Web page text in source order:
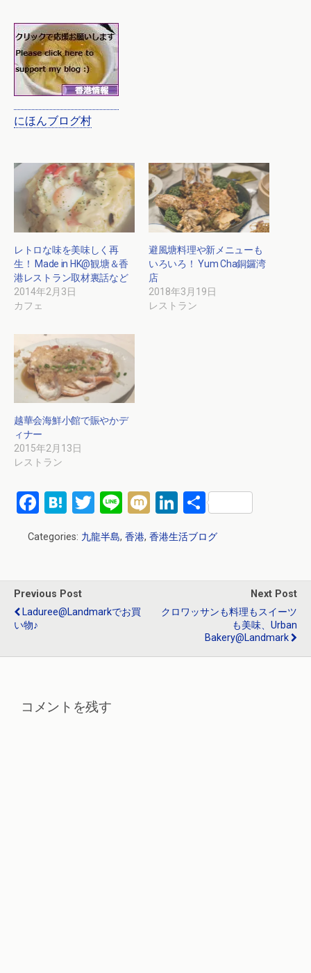
にほんブログ村
レトロな味を美味しく再
生！ Made in HK@観塘＆香
港レストラン取材裏話など
2014年2月3日
カフェ
避風塘料理や新メニューも
いろいろ！ Yum Cha銅鑼湾
店
2018年3月19日
レストラン
越華会海鮮小館で賑やかデ
ィナー
2015年2月13日
レストラン
F
ce
o
o
H
at
e
a
T
wi
tt
Li
n
e
M
ixi
Li
n
ke
共
Categories: 九龍半島, 香港, 香港生活ブログ
Previous Post
Laduree@Landmarkでお買
い物♪
Next Post
クロワッサンも料理もスイーツ
も美味、Urban
Bakery@Landmark
コメントを残す